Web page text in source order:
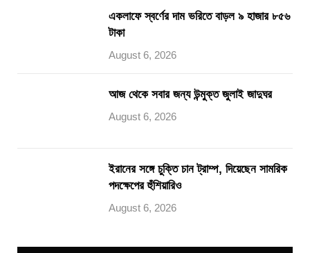
একলাফে স্বর্ণের দাম ভরিতে বাড়ল ৯ হাজার ৮৫৬
টাকা
August 6, 2026
আজ থেকে সবার জন্য উন্মুক্ত জুলাই জাদুঘর
August 6, 2026
ইরানের সঙ্গে চুক্তি চান ট্রাম্প, দিয়েছেন সামরিক
পদক্ষেপের হুঁশিয়ারিও
August 6, 2026